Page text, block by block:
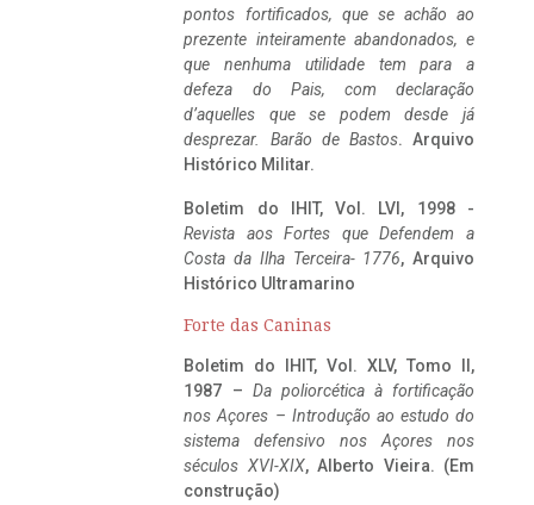
pontos fortificados, que se achão ao
prezente inteiramente abandonados, e
que nenhuma utilidade tem para a
defeza do Pais, com declaração
d’aquelles que se podem desde já
desprezar. Barão de Bastos. Arquivo
Histórico Militar.
Boletim do IHIT, Vol. LVI, 1998 -
Revista aos Fortes que Defendem a
Costa da Ilha Terceira- 1776, Arquivo
Histórico Ultramarino
Forte das Caninas
Boletim do IHIT, Vol. XLV, Tomo II,
1987 – Da poliorcética à fortificação
nos Açores – Introdução ao estudo do
sistema defensivo nos Açores nos
séculos XVI-XIX, Alberto Vieira. (Em
construção)